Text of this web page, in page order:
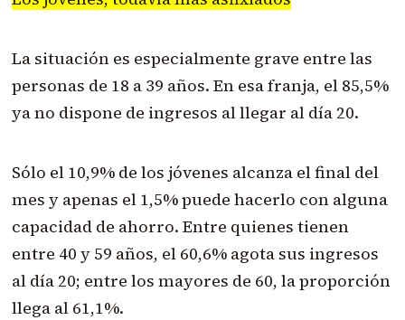
La situación es especialmente grave entre las
personas de 18 a 39 años. En esa franja, el 85,5%
ya no dispone de ingresos al llegar al día 20.
Sólo el 10,9% de los jóvenes alcanza el final del
mes y apenas el 1,5% puede hacerlo con alguna
capacidad de ahorro. Entre quienes tienen
entre 40 y 59 años, el 60,6% agota sus ingresos
al día 20; entre los mayores de 60, la proporción
llega al 61,1%.